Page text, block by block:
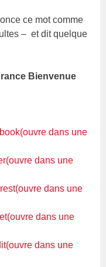
ce mot comme
– et dit quelque
Bienvenue
dans une
dans une
dans une
dans une
dans une